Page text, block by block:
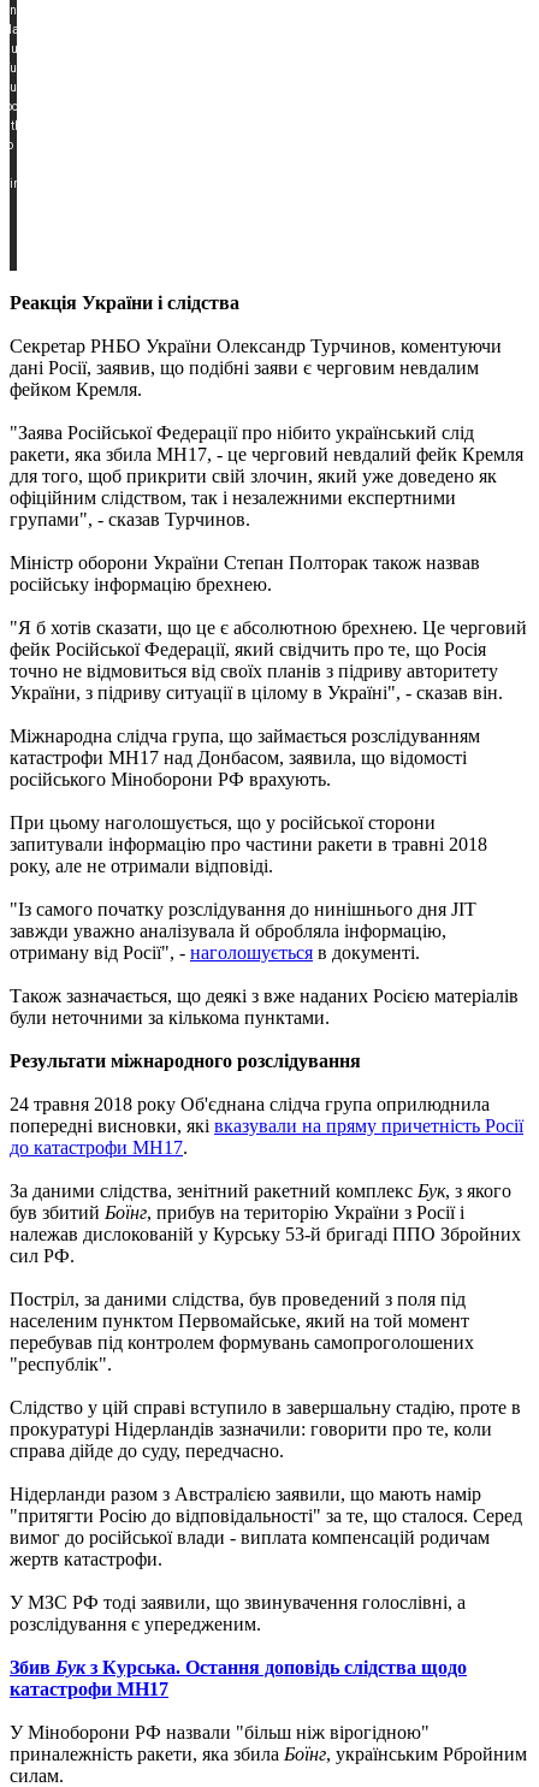
Реакція України і слідства
Секретар РНБО України Олександр Турчинов, коментуючи
дані Росії, заявив, що подібні заяви є черговим невдалим
фейком Кремля.
"Заява Російської Федерації про нібито український слід
ракети, яка збила МН17, - це черговий невдалий фейк Кремля
для того, щоб прикрити свій злочин, який уже доведено як
офіційним слідством, так і незалежними експертними
групами", - сказав Турчинов.
Міністр оборони України Степан Полторак також назвав
російську інформацію брехнею.
"Я б хотів сказати, що це є абсолютною брехнею. Це черговий
фейк Російської Федерації, який свідчить про те, що Росія
точно не відмовиться від своїх планів з підриву авторитету
України, з підриву ситуації в цілому в Україні", - сказав він.
Міжнародна слідча група, що займається розслідуванням
катастрофи MH17 над Донбасом, заявила, що відомості
російського Міноборони РФ врахують.
При цьому наголошується, що у російської сторони
запитували інформацію про частини ракети в травні 2018
року, але не отримали відповіді.
"Із самого початку розслідування до нинішнього дня JIT
завжди уважно аналізувала й обробляла інформацію,
отриману від Росії", - наголошується в документі.
Також зазначається, що деякі з вже наданих Росією матеріалів
були неточними за кількома пунктами.
Результати міжнародного розслідування
24 травня 2018 року Об'єднана слідча група оприлюднила
попередні висновки, які вказували на пряму причетність Росії
до катастрофи MH17.
За даними слідства, зенітний ракетний комплекс Бук, з якого
був збитий Боїнг, прибув на територію України з Росії і
належав дислокованій у Курську 53-й бригаді ППО Збройних
сил РФ.
Постріл, за даними слідства, був проведений з поля під
населеним пунктом Первомайське, який на той момент
перебував під контролем формувань самопроголошених
"республік".
Слідство у цій справі вступило в завершальну стадію, проте в
прокуратурі Нідерландів зазначили: говорити про те, коли
справа дійде до суду, передчасно.
Нідерланди разом з Австралією заявили, що мають намір
"притягти Росію до відповідальності" за те, що сталося. Серед
вимог до російської влади - виплата компенсацій родичам
жертв катастрофи.
У МЗС РФ тоді заявили, що звинувачення голослівні, а
розслідування є упередженим.
Збив Букз Курська. Остання доповідь слідства щодо
катастрофи MH17
У Міноборони РФ назвали "більш ніж вірогідною"
приналежність ракети, яка збила Боїнг, українським Pбройним
силам.